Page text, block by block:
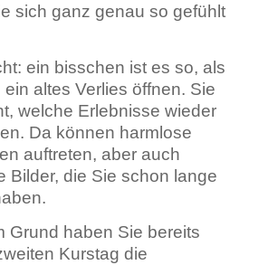
sich ganz genau so gefühlt
ein bisschen ist es so, als
altes Verlies öffnen. Sie
welche Erlebnisse wieder
Da können harmlose
auftreten, aber auch
Bilder, die Sie schon lange
Grund haben Sie bereits
Kurstag die